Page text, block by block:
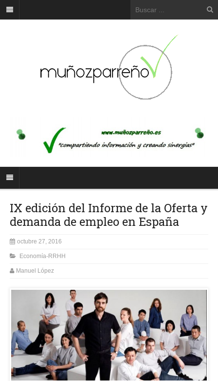
IX edición del Informe de la Oferta y
demanda de empleo en España
octubre 27, 2016
Economía-RRHH
Manuel López